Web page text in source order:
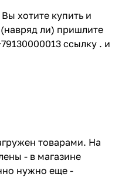
хотите купить и
ли) пришлите
ссылку . и
товарами. На
- в магазине
нужно еще -